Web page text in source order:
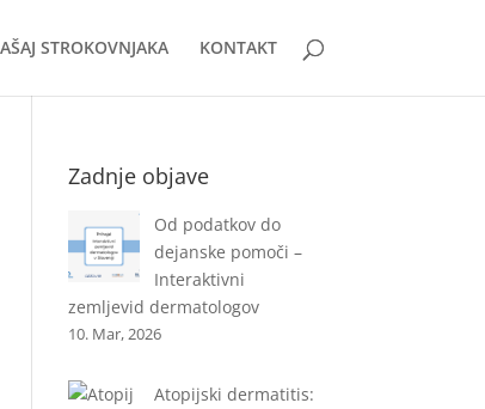
STROKOVNJAKA KONTAKT
Zadnje objave
Od podatkov do
dejanske pomoči –
Interaktivni
zemljevid dermatologov
10. Mar, 2026
Atopijski dermatitis: